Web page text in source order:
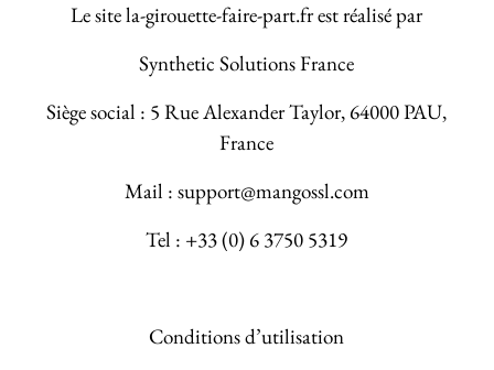
Le site la-girouette-faire-part.fr est réalisé par
Synthetic Solutions France
Siège social : 5 Rue Alexander Taylor, 64000 PAU,
France
Mail : support@mangossl.com
Tel : +33 (0) 6 3750 5319
Conditions d’utilisation